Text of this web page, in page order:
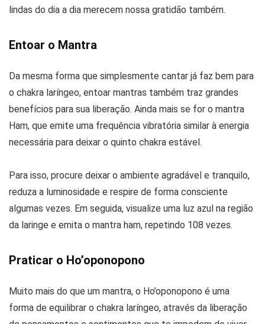
lindas do dia a dia merecem nossa gratidão também.
Entoar o Mantra
Da mesma forma que simplesmente cantar já faz bem para
o chakra laríngeo, entoar mantras também traz grandes
benefícios para sua liberação. Ainda mais se for o mantra
Ham, que emite uma frequência vibratória similar à energia
necessária para deixar o quinto chakra estável.
Para isso, procure deixar o ambiente agradável e tranquilo,
reduza a luminosidade e respire de forma consciente
algumas vezes. Em seguida, visualize uma luz azul na região
da laringe e emita o mantra ham, repetindo 108 vezes.
Praticar o Ho’oponopono
Muito mais do que um mantra, o Ho’oponopono é uma
forma de equilibrar o chakra laríngeo, através da liberação